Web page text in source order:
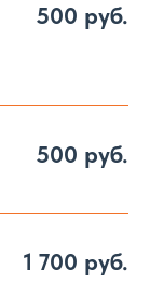
500 руб.
500 руб.
1 700 руб.